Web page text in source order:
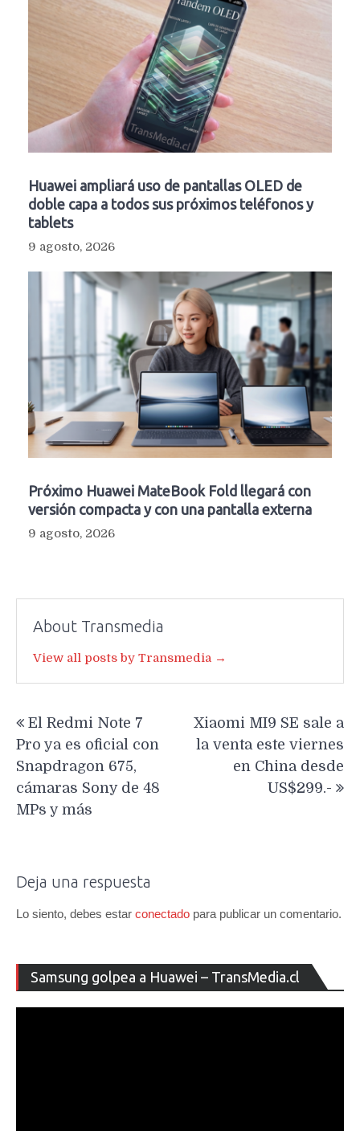
Huawei ampliará uso de pantallas OLED de
doble capa a todos sus próximos teléfonos y
tablets
9 agosto, 2026
Próximo Huawei MateBook Fold llegará con
versión compacta y con una pantalla externa
9 agosto, 2026
About Transmedia
View all posts by Transmedia →
de
entradas
El Redmi Note 7
Pro ya es oficial con
Snapdragon 675,
cámaras Sony de 48
MPs y más
Xiaomi MI9 SE sale a
la venta este viernes
en China desde
US$299.-
Deja una respuesta
Lo siento, debes estar conectado para publicar un comentario.
Samsung golpea a Huawei – TransMedia.cl
de